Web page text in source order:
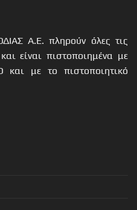
Α.Ε. πληρούν όλες τις
είναι πιστοποιημένα με
και με το πιστοποιητικό